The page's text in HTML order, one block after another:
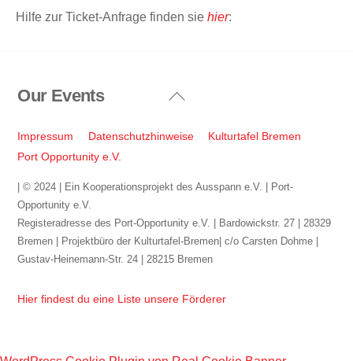
Hilfe zur Ticket-Anfrage finden sie hier:
Back
Top
Our Events
Impressum Datenschutzhinweise
Kulturtafel Bremen
Port Opportunity e.V.
| © 2024 | Ein Kooperationsprojekt des Ausspann e.V. | Port-
Opportunity e.V.
Registeradresse des Port-Opportunity e.V. | Bardowickstr. 27 | 28329
Bremen | Projektbüro der Kulturtafel-Bremen| c/o Carsten Dohme |
Gustav-Heinemann-Str. 24 | 28215 Bremen
Hier findest du eine Liste unsere Förderer